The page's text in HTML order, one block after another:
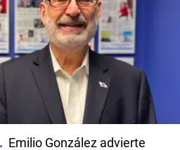
Emilio González advierte